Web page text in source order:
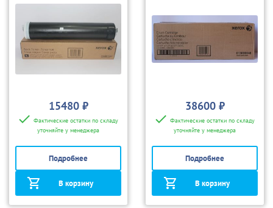
15480 ₽
Фактические остатки по складу
уточняйте у менеджера
Подробнее
В корзину
38600 ₽
Фактические остатки по складу
уточняйте у менеджера
Подробнее
В корзину